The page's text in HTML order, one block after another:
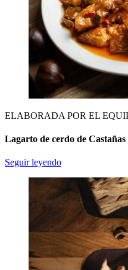
ELABORADA POR EL
Lagarto de cerdo de Castañas
Seguir leyendo